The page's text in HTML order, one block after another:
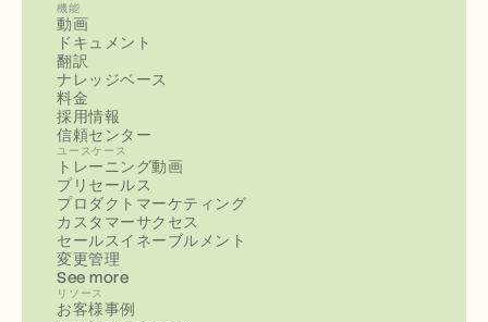
機能
動画
ドキュメント
翻訳
ナレッジベース
料金
採用情報
信頼センター
ユースケース
トレーニング動画
プリセールス
プロダクトマーケティング
カスタマーサクセス
セールスイネーブルメント
変更管理
See more
リソース
お客様事例